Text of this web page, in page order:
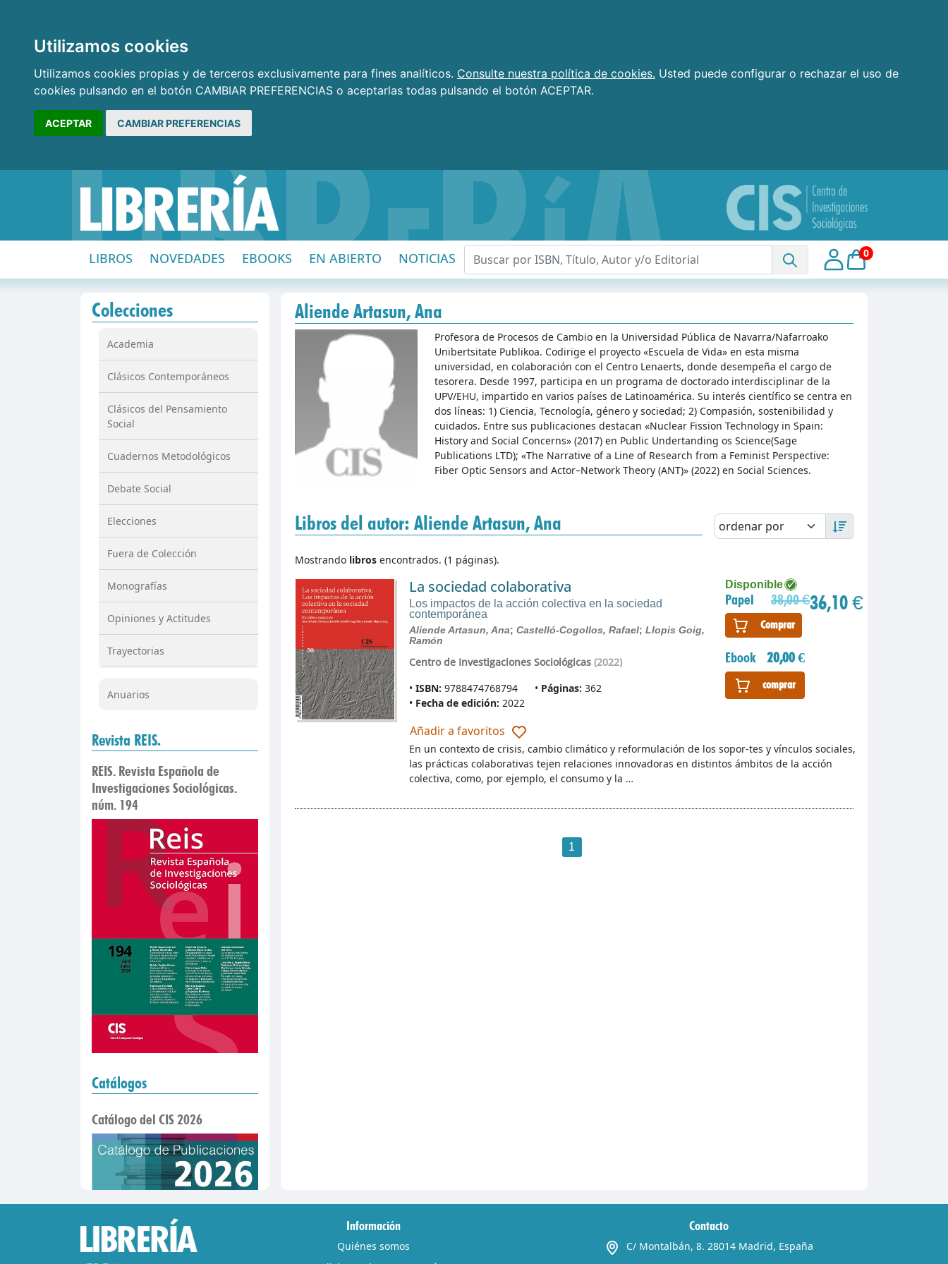
Utilizamos cookies
Utilizamos cookies propias y de terceros exclusivamente para fines analíticos. Consulte nuestra política de cookies. Usted puede configurar o rechazar el uso de
cookies pulsando en el botón CAMBIAR PREFERENCIAS o aceptarlas todas pulsando el botón ACEPTAR.
ACEPTAR CAMBIAR PREFERENCIAS
LIBROS NOVEDADES EBOOKS EN ABIERTO NOTICIAS 0
Colecciones
Academia
Clásicos Contemporáneos
Clásicos del Pensamiento
Social
Cuadernos Metodológicos
Debate Social
Elecciones
Fuera de Colección
Monografías
Opiniones y Actitudes
Trayectorias
Anuarios
Revista REIS.
REIS. Revista Española de
Investigaciones Sociológicas.
núm. 194
Catálogos
Catálogo del CIS 2026
Aliende Artasun, Ana
Profesora de Procesos de Cambio en la Universidad Pública de Navarra/Nafarroako
Unibertsitate Publikoa. Codirige el proyecto «Escuela de Vida» en esta misma
universidad, en colaboración con el Centro Lenaerts, donde desempeña el cargo de
tesorera. Desde 1997, participa en un programa de doctorado interdisciplinar de la
UPV/EHU, impartido en varios países de Latinoamérica. Su interés científico se centra en
dos líneas: 1) Ciencia, Tecnología, género y sociedad; 2) Compasión, sostenibilidad y
cuidados. Entre sus publicaciones destacan «Nuclear Fission Technology in Spain:
History and Social Concerns» (2017) en Public Undertanding os Science(Sage
Publications LTD); «The Narrative of a Line of Research from a Feminist Perspective:
Fiber Optic Sensors and Actor–Network Theory (ANT)» (2022) en Social Sciences.
Libros del autor: Aliende Artasun, Ana
Mostrando librosencontrados. (1 páginas).
La sociedad colaborativa
Los impactos de la acción colectiva en la sociedad
contemporánea
Aliende Artasun, Ana;Castelló-Cogollos, Rafael;Llopis Goig,
Ramón
Centro de Investigaciones Sociológicas (2022)
ISBN: 9788474768794 Páginas: 362
Fecha de edición: 2022
Añadir a favoritos
Disponible
Papel 38,00 €36,10 €
Comprar
Ebook 20,00 €
comprar
En un contexto de crisis, cambio climático y reformulación de los sopor-tes y vínculos sociales,
las prácticas colaborativas tejen relaciones innovadoras en distintos ámbitos de la acción
colectiva, como, por ejemplo, el consumo y la …
1
Información
Quiénes somos
Contacto
C/ Montalbán, 8. 28014 Madrid, España